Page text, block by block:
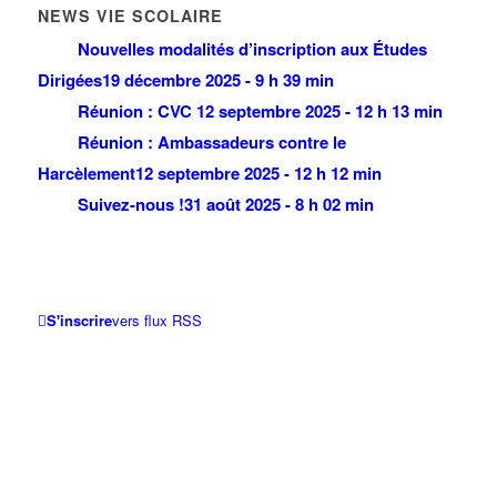
NEWS VIE SCOLAIRE
Nouvelles modalités d’inscription aux Études
Dirigées19 décembre 2025 - 9 h 39 min
Réunion : CVC 12 septembre 2025 - 12 h 13 min
Réunion : Ambassadeurs contre le
Harcèlement12 septembre 2025 - 12 h 12 min
Suivez-nous !31 août 2025 - 8 h 02 min
S'inscrirevers flux RSS